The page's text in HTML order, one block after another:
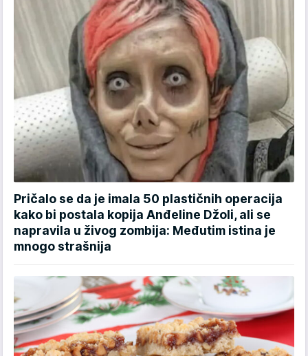
Pričalo se da je imala 50 plastičnih operacija
kako bi postala kopija Anđeline Džoli, ali se
napravila u živog zombija: Međutim istina je
mnogo strašnija